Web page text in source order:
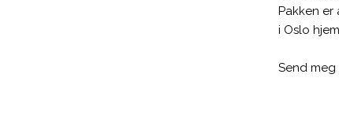
Pakken er
i Oslo
Send meg